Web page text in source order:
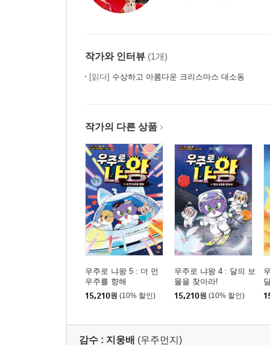
작가와 인터뷰 (1개)
[읽다] 수상하고 아름다운 크리스마스 대소동
작가의 다른 상품
우주로 냐왕 5 : 더 먼
우주를 향해
15,210원 (10% 할인)
우주로 냐왕 4 : 달의 보
물을 찾아라!
15,210원 (10% 할인)
감수 : 지웅배 (우주먼지)